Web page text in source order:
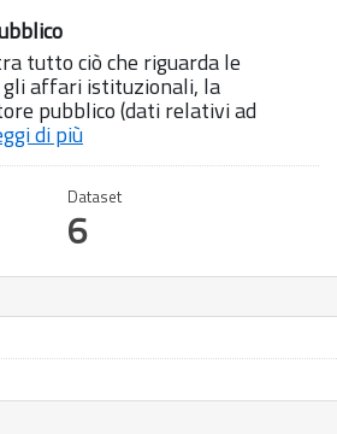
tutto ciò che riguarda le
affari istituzionali, la
pubblico (dati relativi ad
di più
Dataset
6